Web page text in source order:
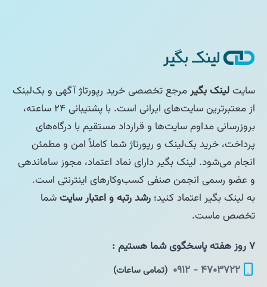
سایتلینک بگیرمرجع تخصصی خرید رپورتاژ آگهی و بک‌لینک
از معتبرترین سایت‌های ایرانی است. با پشتیبانی ۲۴ ساعته،
بروزرسانی مداوم سایت‌ها و قرارداد مستقیم با درگاه‌های
پرداخت، خرید بک‌لینک و رپورتاژ شما کاملاً امن و مطمئن
انجام می‌شود. لینک بگیر دارای نماد اعتماد، مجوز ساماندهی
و عضو رسمی انجمن صنفی کسب‌وکارهای اینترنتی است.
به لینک بگیر اعتماد کنید؛ رشد رتبه و اعتبار سایتشما
تخصص ماست.
۷ روز هفته پاسخگوی شما هستیم :
۴۷۰۳۷۲۲ - ۰۹۱۲
(تمامی ساعات)